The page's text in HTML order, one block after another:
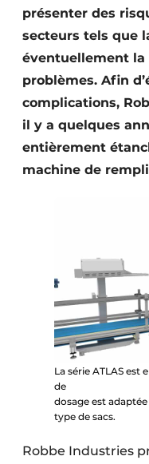
présenter des
secteurs tels que
éventuellement la
problèmes. Afin
complications,
il y a quelques
entièrement
machine de
La série ATLAS est
de
dosage est
type de sacs.
Robbe Industries